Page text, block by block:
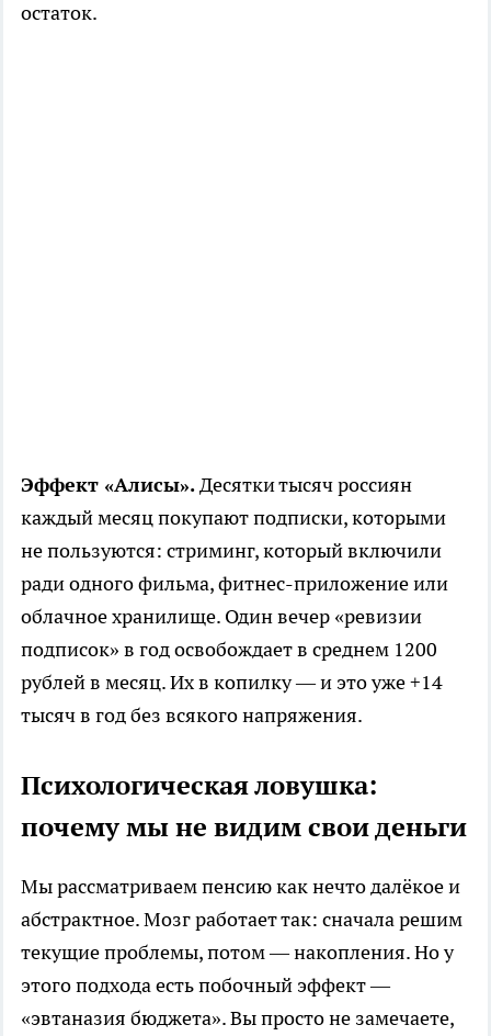
остаток.
Эффект «Алисы».Десятки тысяч россиян
каждый месяц покупают подписки, которыми
не пользуются: стриминг, который включили
ради одного фильма, фитнес-приложение или
облачное хранилище. Один вечер «ревизии
подписок» в год освобождает в среднем 1200
рублей в месяц. Их в копилку — и это уже +14
тысяч в год без всякого напряжения.
Психологическая ловушка:
почему мы не видим свои деньги
Мы рассматриваем пенсию как нечто далёкое и
абстрактное. Мозг работает так: сначала решим
текущие проблемы, потом — накопления. Но у
этого подхода есть побочный эффект —
«эвтаназия бюджета». Вы просто не замечаете,